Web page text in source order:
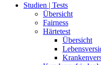
Studien | Tests
Übersicht
Fairness
Härtetest
Übersicht